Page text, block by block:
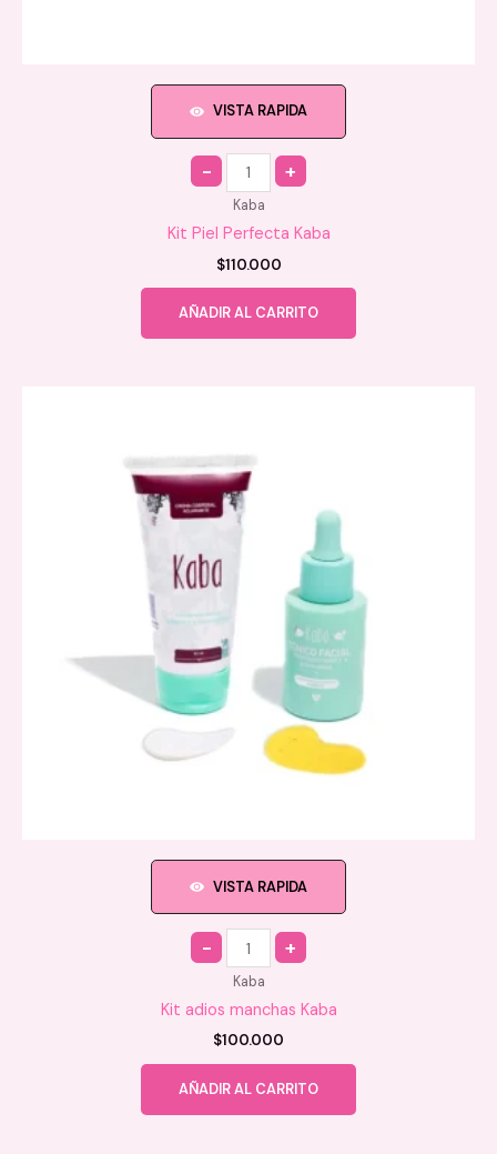
VISTA RAPIDA
Quantity
Kaba
Kit Piel Perfecta Kaba
$110.000
AÑADIR AL CARRITO
VISTA RAPIDA
Quantity
Kaba
Kit adios manchas Kaba
$100.000
AÑADIR AL CARRITO